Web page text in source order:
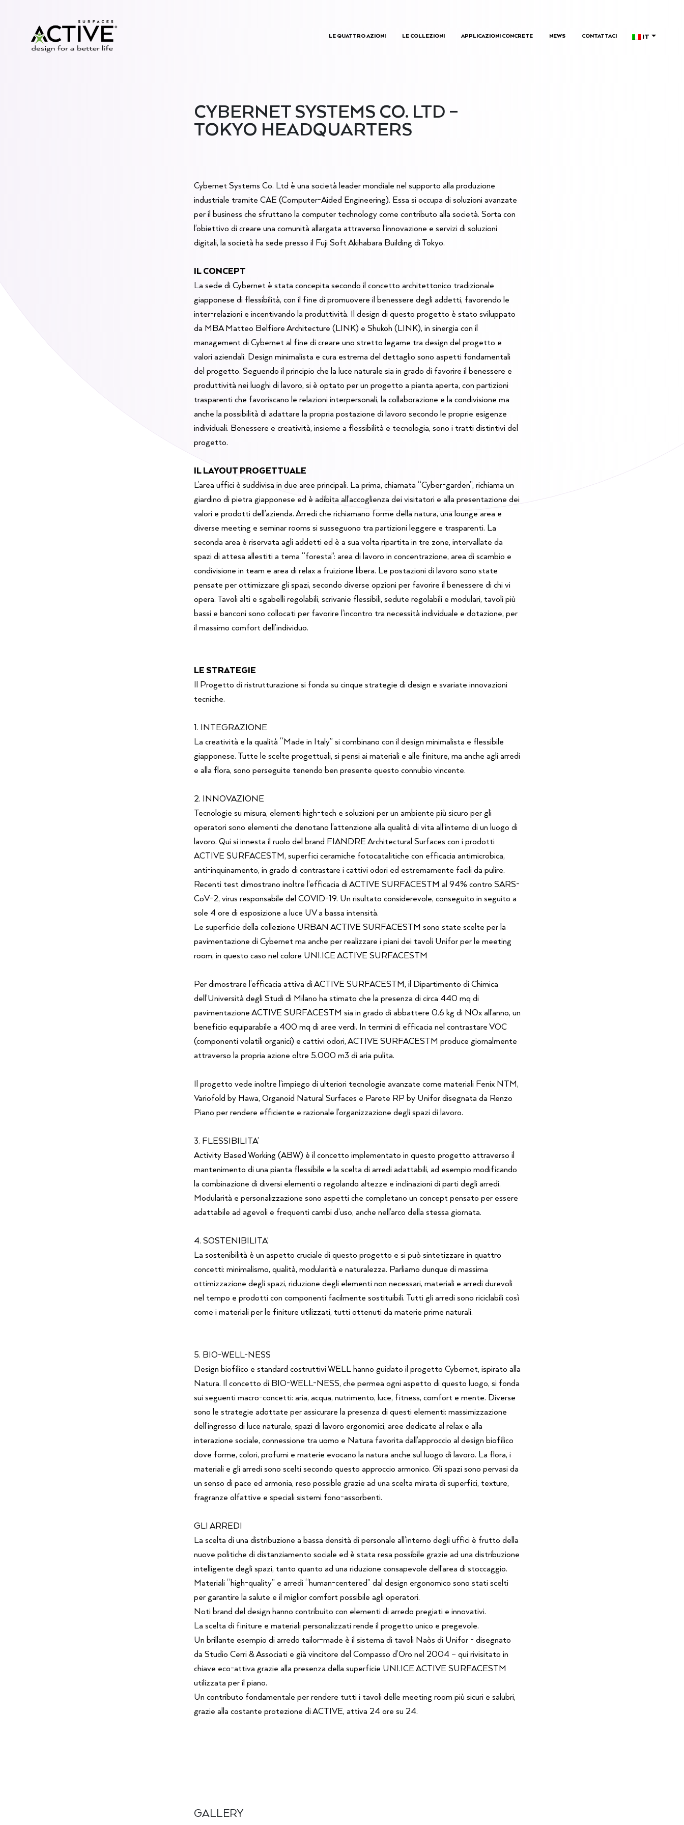
LE QUATTRO AZIONI LE COLLEZIONI APPLICAZIONI CONCRETE NEWS CONTATTACI IT
CYBERNET SYSTEMS CO. LTD –
TOKYO HEADQUARTERS
Cybernet Systems Co. Ltd è una società leader mondiale nel supporto alla produzione
industriale tramite CAE (Computer-Aided Engineering). Essa si occupa di soluzioni avanzate
per il business che sfruttano la computer technology come contributo alla società. Sorta con
l’obiettivo di creare una comunità allargata attraverso l’innovazione e servizi di soluzioni
digitali, la società ha sede presso il Fuji Soft Akihabara Building di Tokyo.
IL CONCEPT
La sede di Cybernet è stata concepita secondo il concetto architettonico tradizionale
giapponese di flessibilità, con il fine di promuovere il benessere degli addetti, favorendo le
inter-relazioni e incentivando la produttività. Il design di questo progetto è stato sviluppato
da MBA Matteo Belfiore Architecture (LINK) e Shukoh (LINK), in sinergia con il
management di Cybernet al fine di creare uno stretto legame tra design del progetto e
valori aziendali. Design minimalista e cura estrema del dettaglio sono aspetti fondamentali
del progetto. Seguendo il principio che la luce naturale sia in grado di favorire il benessere e
produttività nei luoghi di lavoro, si è optato per un progetto a pianta aperta, con partizioni
trasparenti che favoriscano le relazioni interpersonali, la collaborazione e la condivisione ma
anche la possibilità di adattare la propria postazione di lavoro secondo le proprie esigenze
individuali. Benessere e creatività, insieme a flessibilità e tecnologia, sono i tratti distintivi del
progetto.
IL LAYOUT PROGETTUALE
L’area uffici è suddivisa in due aree principali. La prima, chiamata “Cyber-garden”, richiama un
giardino di pietra giapponese ed è adibita all’accoglienza dei visitatori e alla presentazione dei
valori e prodotti dell’azienda. Arredi che richiamano forme della natura, una lounge area e
diverse meeting e seminar rooms si susseguono tra partizioni leggere e trasparenti. La
seconda area è riservata agli addetti ed è a sua volta ripartita in tre zone, intervallate da
spazi di attesa allestiti a tema “foresta”: area di lavoro in concentrazione, area di scambio e
condivisione in team e area di relax a fruizione libera. Le postazioni di lavoro sono state
pensate per ottimizzare gli spazi, secondo diverse opzioni per favorire il benessere di chi vi
opera. Tavoli alti e sgabelli regolabili, scrivanie flessibili, sedute regolabili e modulari, tavoli più
bassi e banconi sono collocati per favorire l’incontro tra necessità individuale e dotazione, per
il massimo comfort dell’individuo.
LE STRATEGIE
Il Progetto di ristrutturazione si fonda su cinque strategie di design e svariate innovazioni
tecniche.
1. INTEGRAZIONE
La creatività e la qualità “Made in Italy” si combinano con il design minimalista e flessibile
giapponese. Tutte le scelte progettuali, si pensi ai materiali e alle finiture, ma anche agli arredi
e alla flora, sono perseguite tenendo ben presente questo connubio vincente.
2. INNOVAZIONE
Tecnologie su misura, elementi high-tech e soluzioni per un ambiente più sicuro per gli
operatori sono elementi che denotano l’attenzione alla qualità di vita all’interno di un luogo di
lavoro. Qui si innesta il ruolo del brand FIANDRE Architectural Surfaces con i prodotti
ACTIVE SURFACESTM, superfici ceramiche fotocatalitiche con efficacia antimicrobica,
anti-inquinamento, in grado di contrastare i cattivi odori ed estremamente facili da pulire.
Recenti test dimostrano inoltre l’efficacia di ACTIVE SURFACESTM al 94% contro SARS-
CoV-2, virus responsabile del COVID-19. Un risultato considerevole, conseguito in seguito a
sole 4 ore di esposizione a luce UV a bassa intensità.
Le superficie della collezione URBAN ACTIVE SURFACESTM sono state scelte per la
pavimentazione di Cybernet ma anche per realizzare i piani dei tavoli Unifor per le meeting
room, in questo caso nel colore UNI.ICE ACTIVE SURFACESTM
Per dimostrare l’efficacia attiva di ACTIVE SURFACESTM, il Dipartimento di Chimica
dell’Università degli Studi di Milano ha stimato che la presenza di circa 440 mq di
pavimentazione ACTIVE SURFACESTM sia in grado di abbattere 0.6 kg di NOx all’anno, un
beneficio equiparabile a 400 mq di aree verdi. In termini di efficacia nel contrastare VOC
(componenti volatili organici) e cattivi odori, ACTIVE SURFACESTM produce giornalmente
attraverso la propria azione oltre 5.000 m3 di aria pulita.
Il progetto vede inoltre l’impiego di ulteriori tecnologie avanzate come materiali Fenix NTM,
Variofold by Hawa, Organoid Natural Surfaces e Parete RP by Unifor disegnata da Renzo
Piano per rendere efficiente e razionale l’organizzazione degli spazi di lavoro.
3. FLESSIBILITA’
Activity Based Working (ABW) è il concetto implementato in questo progetto attraverso il
mantenimento di una pianta flessibile e la scelta di arredi adattabili, ad esempio modificando
la combinazione di diversi elementi o regolando altezze e inclinazioni di parti degli arredi.
Modularità e personalizzazione sono aspetti che completano un concept pensato per essere
adattabile ad agevoli e frequenti cambi d’uso, anche nell’arco della stessa giornata.
4. SOSTENIBILITA’
La sostenibilità è un aspetto cruciale di questo progetto e si può sintetizzare in quattro
concetti: minimalismo, qualità, modularità e naturalezza. Parliamo dunque di massima
ottimizzazione degli spazi, riduzione degli elementi non necessari, materiali e arredi durevoli
nel tempo e prodotti con componenti facilmente sostituibili. Tutti gli arredi sono riciclabili così
come i materiali per le finiture utilizzati, tutti ottenuti da materie prime naturali.
5. BIO-WELL-NESS
Design biofilico e standard costruttivi WELL hanno guidato il progetto Cybernet, ispirato alla
Natura. Il concetto di BIO-WELL-NESS, che permea ogni aspetto di questo luogo, si fonda
sui seguenti macro-concetti: aria, acqua, nutrimento, luce, fitness, comfort e mente. Diverse
sono le strategie adottate per assicurare la presenza di questi elementi: massimizzazione
dell’ingresso di luce naturale, spazi di lavoro ergonomici, aree dedicate al relax e alla
interazione sociale, connessione tra uomo e Natura favorita dall’approccio al design biofilico
dove forme, colori, profumi e materie evocano la natura anche sul luogo di lavoro. La flora, i
materiali e gli arredi sono scelti secondo questo approccio armonico. Gli spazi sono pervasi da
un senso di pace ed armonia, reso possible grazie ad una scelta mirata di superfici, texture,
fragranze olfattive e speciali sistemi fono-assorbenti.
GLI ARREDI
La scelta di una distribuzione a bassa densità di personale all’interno degli uffici è frutto della
nuove politiche di distanziamento sociale ed è stata resa possibile grazie ad una distribuzione
intelligente degli spazi, tanto quanto ad una riduzione consapevole dell’area di stoccaggio.
Materiali “high-quality” e arredi “human-centered” dal design ergonomico sono stati scelti
per garantire la salute e il miglior comfort possibile agli operatori.
Noti brand del design hanno contribuito con elementi di arredo pregiati e innovativi.
La scelta di finiture e materiali personalizzati rende il progetto unico e pregevole.
Un brillante esempio di arredo tailor-made è il sistema di tavoli Naòs di Unifor - disegnato
da Studio Cerri & Associati e già vincitore del Compasso d’Oro nel 2004 – qui rivisitato in
chiave eco-attiva grazie alla presenza della superficie UNI.ICE ACTIVE SURFACESTM
utilizzata per il piano.
Un contributo fondamentale per rendere tutti i tavoli delle meeting room più sicuri e salubri,
grazie alla costante protezione di ACTIVE, attiva 24 ore su 24.
GALLERY